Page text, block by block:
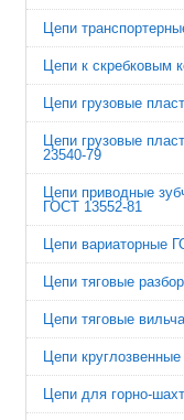
Цепи
Цепи к скребковым
Цепи грузовые
Цепи грузовые
23540-79
Цепи приводные
ГОСТ 13552-81
Цепи вариаторные
Цепи тяговые
Цепи тяговые
Цепи круглозвенные
Цепи для горно-